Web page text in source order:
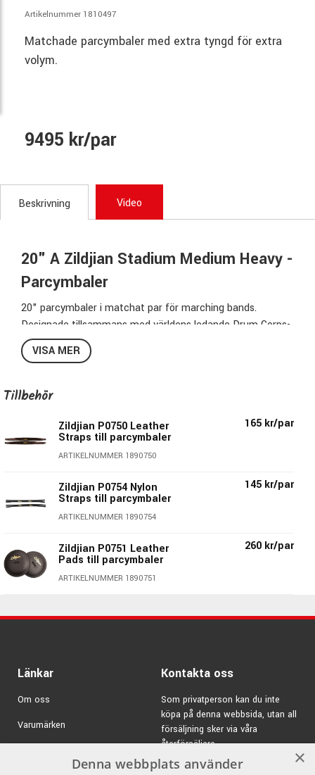
Artikelnummer 1810497
Matchade parcymbaler med extra tyngd för extra
volym.
9495 kr/par
Beskrivning Video
20" A Zildjian Stadium Medium Heavy -
Parcymbaler
20" parcymbaler i matchat par för marching bands.
Designade tillsammans med världens ledande Drum Corps-
specialister.
Dessa beckar har stark volym med ett skimmrande och
Pads & ​s​​traps ingår ej.
A Zildjian Stadium:
Storlek:20"
Finish:Brilliant
Zildjian - Genuine Turkish Cymbals
Made In USA
Alla företag har sin historia, Zildjian's startar år 1623
Zildjian är armeniska och betyder "Cymbalmakaren".
VISA MER
Tillbehör
Zildjian P0750 Leather
Straps till parcymbaler
ARTIKELNUMMER 1890750
165 kr/par
Zildjian P0754 Nylon
Straps till parcymbaler
ARTIKELNUMMER 1890754
145 kr/par
Zildjian P0751 Leather
Pads till parcymbaler
ARTIKELNUMMER 1890751
260 kr/par
Länkar
Om oss
Varumärken
Kontakta oss
Som privatperson kan du inte
köpa på denna webbsida, utan all
försäljning sker via våra
återförsäljare.
E-post:info@emnordic.se
×
Denna webbplats använder